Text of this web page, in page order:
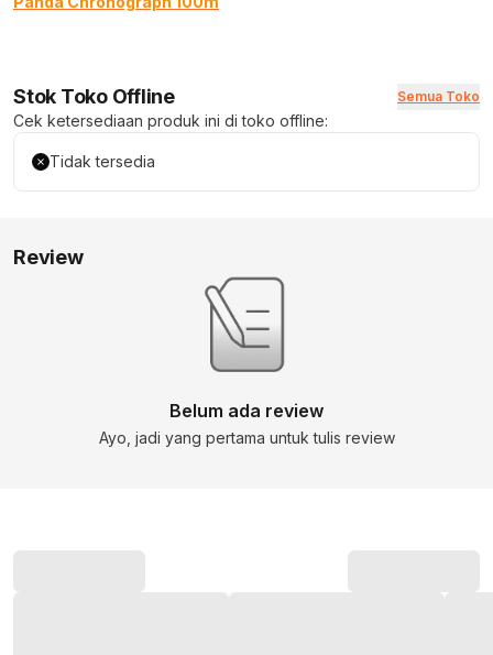
Stok Toko Offline Semua Toko
Cek ketersediaan produk ini di toko offline:
Tidak tersedia
Review
Belum ada review
Ayo, jadi yang pertama untuk tulis review